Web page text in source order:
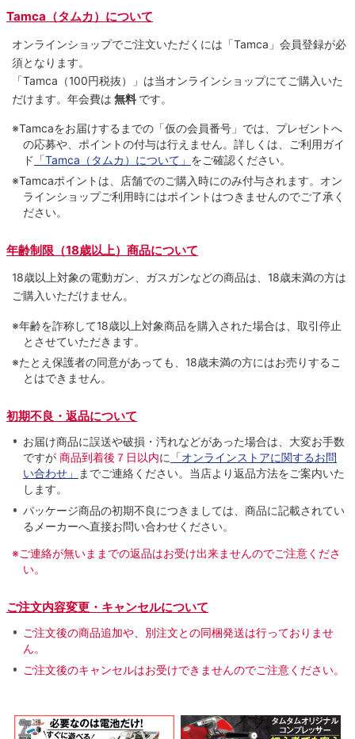
Tamca（タムカ）について
オンラインショップでご注⽂いただくには「Tamca」会員登録が必
須となります。
「Tamca （100円税抜）
」は当オンラインショップにてご購⼊いた
だけます。 年会費は 無料 です。
※Tamcaをお届けするまでの「仮の会員番号」では、プレゼントへ
の応募や、ポイントの付与は⾏えません。詳しくは、ご利⽤ガイ
ド 「Tamca（タムカ）について」 をご確認ください。
※Tamcaポイントは、店舗でのご購⼊時にのみ付与されます。オン
ラインショップご利用時にはポイントはつきませんのでご了承く
ださい。
年齢制限（18歳以上）商品について
18歳以上対象の電動ガン、ガスガンなどの商品は、18歳未満の方は
ご購入いただけません。
※年齢を詐称して18歳以上対象商品を購入された場合は、取引停止
とさせていただきます。
※たとえ保護者の同意があっても、18歳未満の方にはお売りするこ
とはできません。
初期不良・返品について
お届け商品に誤送や破損・汚れなどがあった場合は、大変お手数
ですが 商品到着後７日以内に 「オンラインストアに関するお問
い合わせ」
までご連絡ください。当店より返品方法をご案内いた
します。
パッケージ商品の初期不良につきましては、商品に記載されてい
るメーカーへ直接お問い合わせください。
※ご連絡が無いままでの返品はお受け出来ませんのでご注意くださ
い。
ご注文内容変更・キャンセルについて
ご注文後の商品追加や、別注文との同梱発送は行っておりませ
ん。
ご注文後のキャンセルはお受けできませんのでご注意ください。